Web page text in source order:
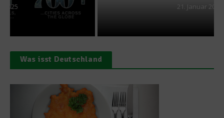
Was isst Deutschland